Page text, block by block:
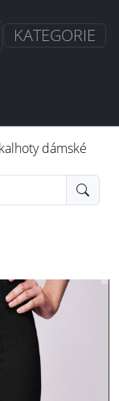
KATEGORIE
kalhoty dámské